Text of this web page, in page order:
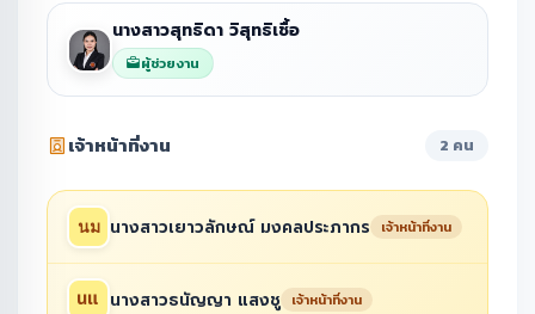
นางสาวสุทธิดา วิสุทธิเชื้อ
ผู้ช่วยงาน
เจ้าหน้าที่งาน 2 คน
นางสาวเยาวลักษณ์ มงคลประภากร เจ้าหน้าที่งาน
นางสาวธนัญญา แสงชู เจ้าหน้าที่งาน